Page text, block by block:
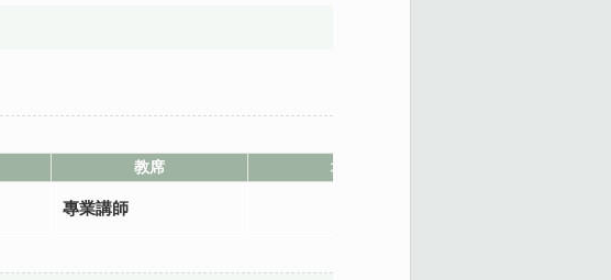
教席 地點
專業講師